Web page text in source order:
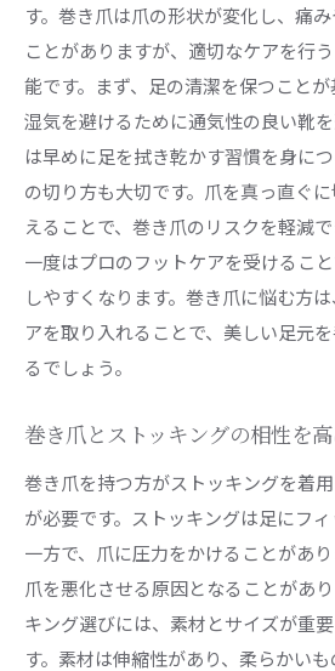
す。巻き爪は爪の形状が変化し、痛
ことがありますが、適切なケアを行
能です。まず、足の清潔を保つこと
湿気を避けるために通気性の良い靴
は早めに足を拭き乾かす習慣を身に
の切り方も大切です。爪を真っ直ぐ
えることで、巻き爪のリスクを軽減
一度はプロのフットケアを受けるこ
しやすくなります。巻き爪に悩む方
アを取り入れることで、美しい足元
るでしょう。
巻き爪とストッキングの相性を
巻き爪を持つ方がストッキングを着
が必要です。ストッキングは足にフ
一方で、爪に圧力をかけることがあ
爪を悪化させる原因となることがあ
キング選びには、素材とサイズが重
す。素材は伸縮性があり、柔らかい